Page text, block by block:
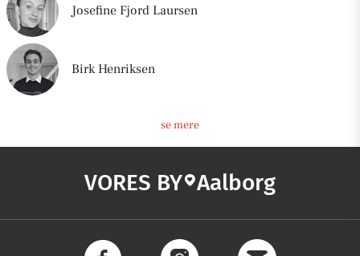
Josefine Fjord Laursen
Birk Henriksen
se mere
VORES BY Aalborg